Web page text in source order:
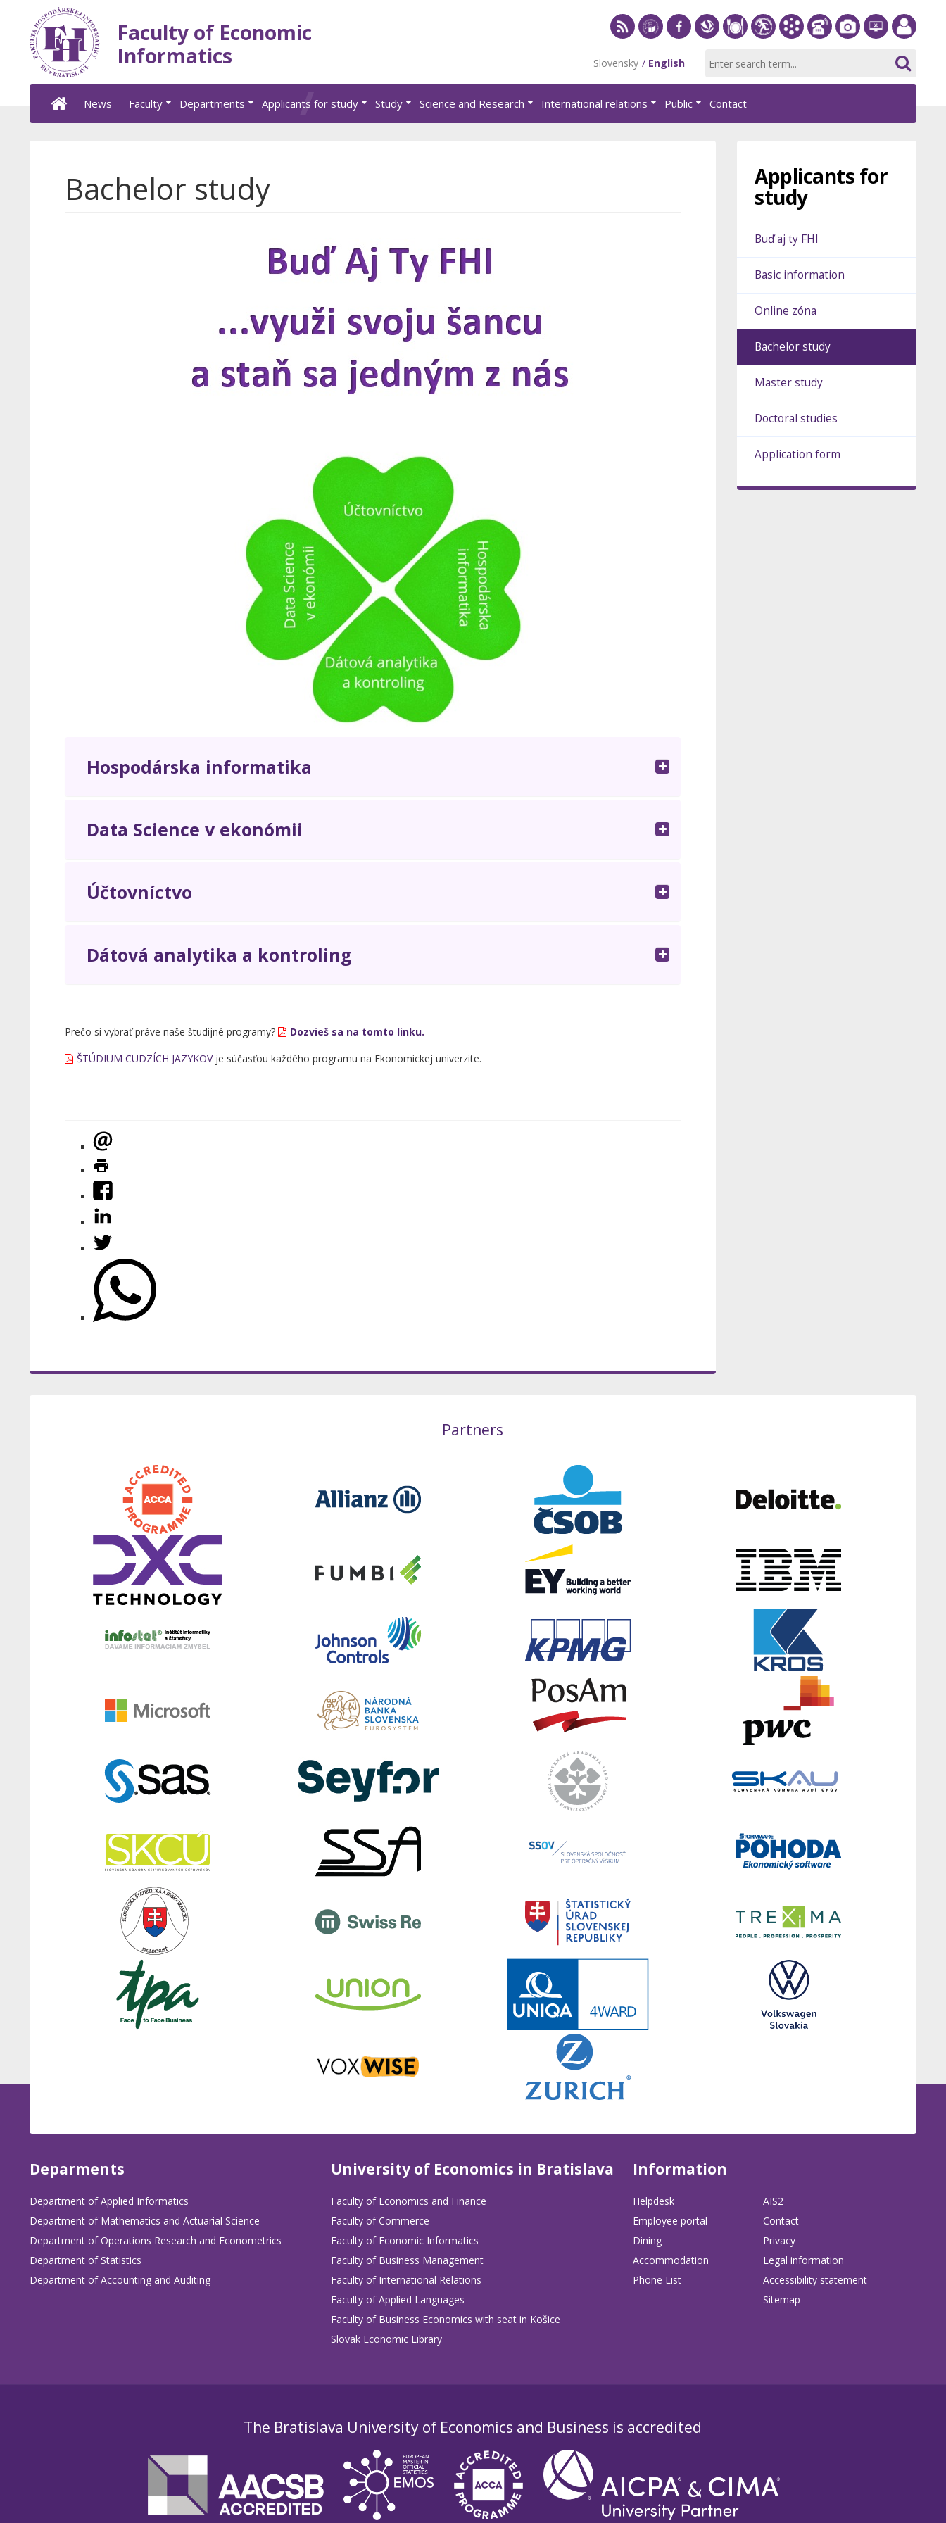
Faculty of Economic
Informatics
of
Economic
ParliamentInformation
portal
Slovensky English
News Faculty Departments Applicants for study Study Science and Research International relations Public Contact
Bachelor study
Hospodárska informatika
Študijný plán študijného programu
hospodárska informatika.
Predmety študijného programuhospodárska informatika
Data Science v ekonómii
data science v ekonómii
Predmety študijného programudata science v ekonómii
Úspechy študentov
Účtovníctvo
Dátová analytika a kontroling
Študijný plán študijného programu dátová analytika a kontroling
Podať prihlášku
Prečo si vybrať práve naše študijné programy?
Dozvieš sa na tomto linku.
ŠTÚDIUM CUDZÍCH JAZYKOVje súčasťou každého programu na Ekonomickej univerzite.
Applicants for
study
Buď aj ty FHI
Basic information
Online zóna
Bachelor study
Master study
Doctoral studies
Application form
Partners
Deparments
Department of Applied Informatics
Department of Mathematics and Actuarial Science
Department of Operations Research and Econometrics
Department of Statistics
Department of Accounting and Auditing
University of Economics in Bratislava
Faculty of Economics and Finance
Faculty of Commerce
Faculty of Economic Informatics
Faculty of Business Management
Faculty of International Relations
Faculty of Applied Languages
Faculty of Business Economics with seat in Košice
Slovak Economic Library
Information
Helpdesk
Employee portal
Dining
Accommodation
Phone List
AIS2
Contact
Privacy
Legal information
Accessibility statement
Sitemap
The Bratislava University of Economics and Business is accredited